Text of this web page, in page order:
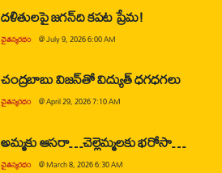
దళితులపై జగన్‌ది కపట ప్రేమ!
చైతన్యరధం @July 9, 2026 6:00 AM
చంద్రబాబు విజన్‌తో విద్యుత్ ధగధగలు
చైతన్యరధం @April 29, 2026 7:10 AM
అమ్మకు ఆసరా…చెల్లెమ్మలకు భరోసా…
చైతన్యరధం @March 8, 2026 6:30 AM